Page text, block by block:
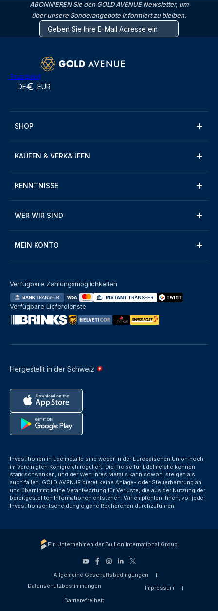
ABONNIEREN Sie den GOLD AVENUE Newsletter, um
über unsere Sonderangebote informiert zu bleiben.
Trustpilot
DE EUR
SHOP
KAUFEN & VERKAUFEN
KENNTNISSE
WER WIR SIND
MEIN KONTO
Hergestellt in der Schweiz
Verfügbare Zahlungsmöglichkeiten
Verfügbare Lieferdienste
Investitionen in Edelmetalle sind weder in der Europäischen Union noch
im Vereinigten Königreich reguliert. Die Preise für Edelmetalle können
stark schwanken, und der Wert Ihres Metalls kann sowohl steigen als
auch fallen. GOLD AVENUE bietet keine Anlage- oder Steuerberatung an
und übernimmt keine Verantwortung für Verluste, die aus der Nutzung der
bereitgestellten Informationen entstehen. Wir empfehlen Ihnen, vor jeder
Investitionsentscheidung eigene Recherchen durchzuführen.
Ein Unternehmen der Bullion International Group
Allgemeine Geschäftsbedingungen
Datenschutzbestimmungen
Impressum
Barrierefreiheit